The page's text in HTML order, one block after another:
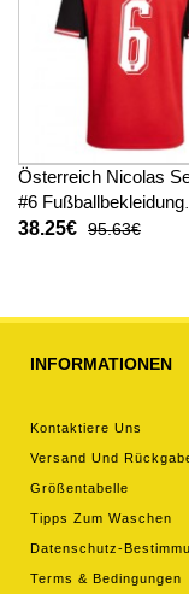
Österreich Nicolas
#6 Fußballbekleidung
Heimtrikot WM 2026
38.25€ 95.63€
INFORMATIONEN
Kontaktiere Uns
Versand Und
Größentabelle
Tipps Zum Waschen
Datenschutz-
Terms & Bedingungen